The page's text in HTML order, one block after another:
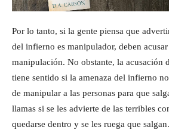
Por lo tanto, si la gente piensa que
del infierno es manipulador, deben acusar
manipulación. No obstante, la acusación
tiene sentido si la amenaza del infierno
de manipular a las personas para que
llamas si se les advierte de las terribles
quedarse dentro y se les ruega que